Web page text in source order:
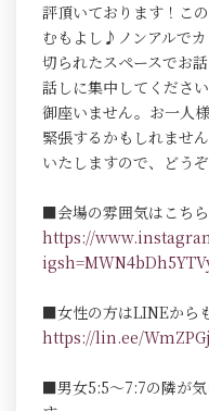
評頂いております！こ
むもよし♪ノンアルで
切られたスペースでお
話しに集中してくださ
御座いません。お一人
緊張するかもしれませ
いたしますので、どう
■会場の雰囲気はこち
https://
■女性の方はLINEから
https://lin.ee/
■男女5:5～7:7の隣が